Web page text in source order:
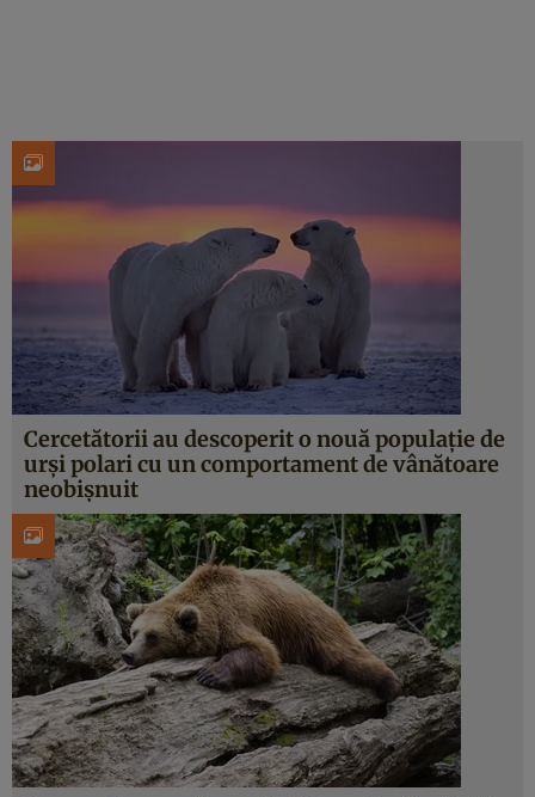
Cercetătorii au descoperit o nouă populație de
urși polari cu un comportament de vânătoare
neobișnuit